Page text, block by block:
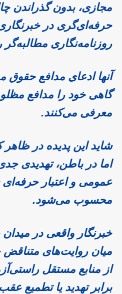
مجازی، بدون گذراندن
حرفه‌ای‌گری در
روزنامه‌نگاری مطالبه‌گر
آنها ادعای مدافع حقوق
گاهی خود را مدافع
معرفی می‌کنند.
شاید این پدیده در
اما در باطن، تهدیدی
عمومی و اعتبار
محسوب می‌شود.
خبرنگار واقعی در
میان روایت‌های
از منابع مستقل
برابر تهدید یا تطمیع